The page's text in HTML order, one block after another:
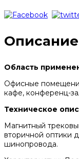
Описание
Область
Офисные
кафе, конференц-
Техническое
Магнитный
вторичной оптики
шинопровода.